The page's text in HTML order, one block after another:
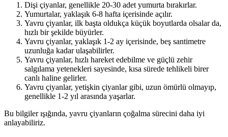
Dişi çiyanlar, genellikle 20-30 adet yumurta bırakırlar.
Yumurtalar, yaklaşık 6-8 hafta içerisinde açılır.
Yavru çiyanlar, ilk başta oldukça küçük boyutlarda olsalar da,
hızlı bir şekilde büyürler.
Yavru çiyanlar, yaklaşık 1-2 ay içerisinde, beş santimetre
uzunluğa kadar ulaşabilirler.
Yavru çiyanlar, hızlı hareket edebilme ve güçlü zehir
salgılama yetenekleri sayesinde, kısa sürede tehlikeli birer
canlı haline gelirler.
Yavru çiyanlar, yetişkin çiyanlar gibi, uzun ömürlü olmayıp,
genellikle 1-2 yıl arasında yaşarlar.
Bu bilgiler ışığında, yavru çiyanların çoğalma sürecini daha iyi
anlayabiliriz.